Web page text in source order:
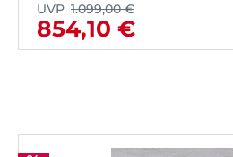
UVP 1.099,00 €
854,10 €